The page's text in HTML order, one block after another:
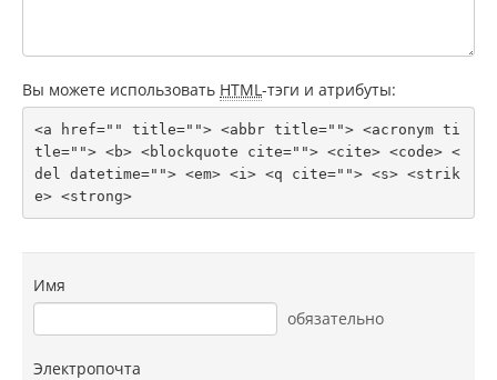
Вы можете использовать HTML-тэги и атрибуты:
<a href="" title=""> <abbr title=""> <acronym ti
tle=""> <b> <blockquote cite=""> <cite> <code> <
del datetime=""> <em> <i> <q cite=""> <s> <strik
e> <strong>
Имя
обязательно
Электропочта